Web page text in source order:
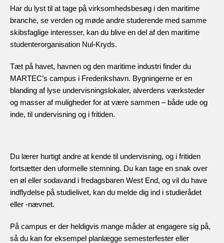
Har du lyst til at tage på virksomhedsbesøg i den maritime
branche, se verden og møde andre studerende med samme
skibsfaglige interesser, kan du blive en del af den maritime
studenterorganisation Nul-Kryds.
Tæt på havet, havnen og den maritime industri finder du
MARTEC’s campus i Frederikshavn. Bygningerne er en
blanding af lyse undervisningslokaler, alverdens værksteder
og masser af muligheder for at være sammen – både ude og
inde, til undervisning og i fritiden.
Du lærer hurtigt andre at kende til undervisning, og i fritiden
fortsætter den uformelle stemning. Du kan tage en snak over
en øl eller sodavand i fredagsbaren West End, og vil du have
indflydelse på studielivet, kan du melde dig ind i studierådet
eller -nævnet.
På campus er der heldigvis mange måder at engagere sig på,
så du kan for eksempel planlægge semesterfester eller